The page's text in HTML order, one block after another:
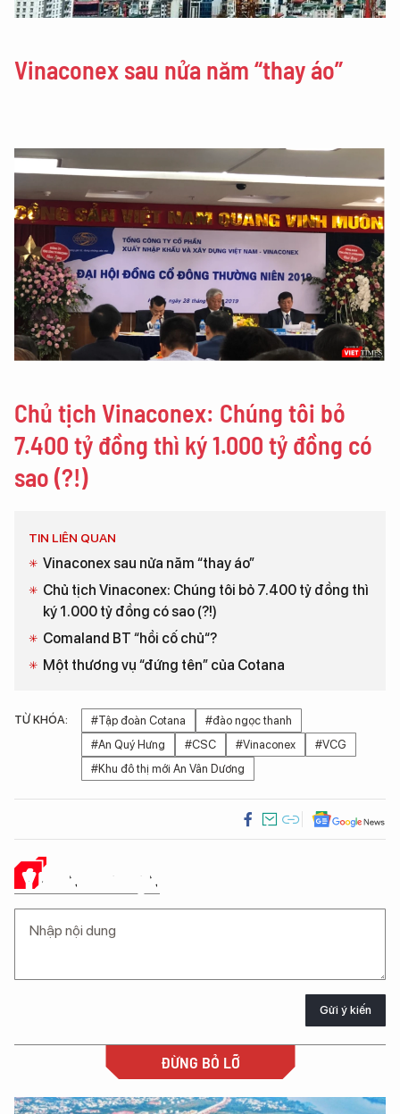
Vinaconex sau nửa năm “thay áo”
Chủ tịch Vinaconex: Chúng tôi bỏ
7.400 tỷ đồng thì ký 1.000 tỷ đồng có
sao (?!)
TIN LIÊN QUAN
Vinaconex sau nửa năm “thay áo”
Chủ tịch Vinaconex: Chúng tôi bỏ 7.400 tỷ đồng thì
ký 1.000 tỷ đồng có sao (?!)
Comaland BT “hồi cố chủ“?
Một thương vụ “đứng tên” của Cotana
TỪ KHÓA: #Tập đoàn Cotana
#đào ngọc thanh
#An Quý Hưng
#CSC #Vinaconex
#VCG
#Khu đô thị mới An Vân Dương
Ý KIẾN CỦA BẠN
Gửi ý kiến
ĐỪNG BỎ LỠ